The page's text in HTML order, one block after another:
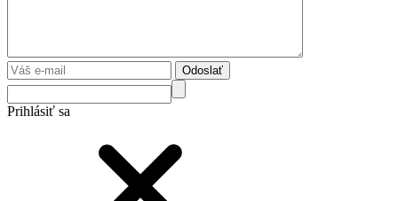
Odoslať
Prihlásiť sa